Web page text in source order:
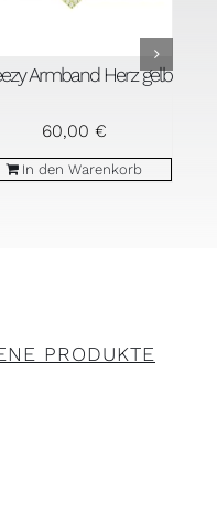
Armband Herz gelb
60,00 €
In den Warenkorb
PRODUKTE